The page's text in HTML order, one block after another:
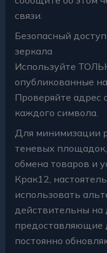
связи.
Безопасный
зеркала
Используйте
опубликованные
Проверяйте адрес
каждого символа.
Для минимизации
теневых
обмена товаров и
Крак12,
использовать
действительны
предоставляющие
постоянно